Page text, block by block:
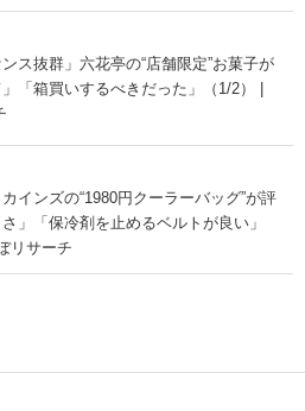
ス抜群」六花亭の“店舗限定”お菓子が
「箱買いするべきだった」（1/2） |
インズの“1980円クーラーバッグ”が評
」「保冷剤を止めるベルトが良い」
リサーチ